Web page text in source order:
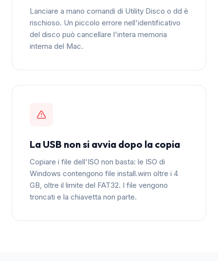
Lanciare a mano comandi di Utility Disco o dd è
rischioso. Un piccolo errore nell'identificativo
del disco può cancellare l'intera memoria
interna del Mac.
La USB non si avvia dopo la copia
Copiare i file dell'ISO non basta: le ISO di
Windows contengono file install.wim oltre i 4
GB, oltre il limite del FAT32. I file vengono
troncati e la chiavetta non parte.